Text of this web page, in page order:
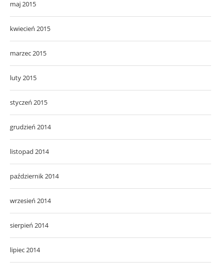
maj 2015
kwiecień 2015
marzec 2015
luty 2015
styczeń 2015
grudzień 2014
listopad 2014
październik 2014
wrzesień 2014
sierpień 2014
lipiec 2014